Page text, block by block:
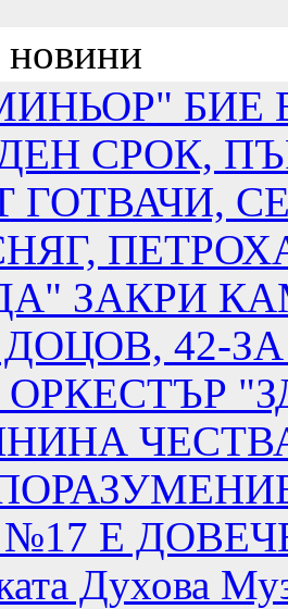
БИЕ
СРОК,
ГОТВАЧИ,
ЗАКРИ
ДОЦОВ, 42-
Е
Духова